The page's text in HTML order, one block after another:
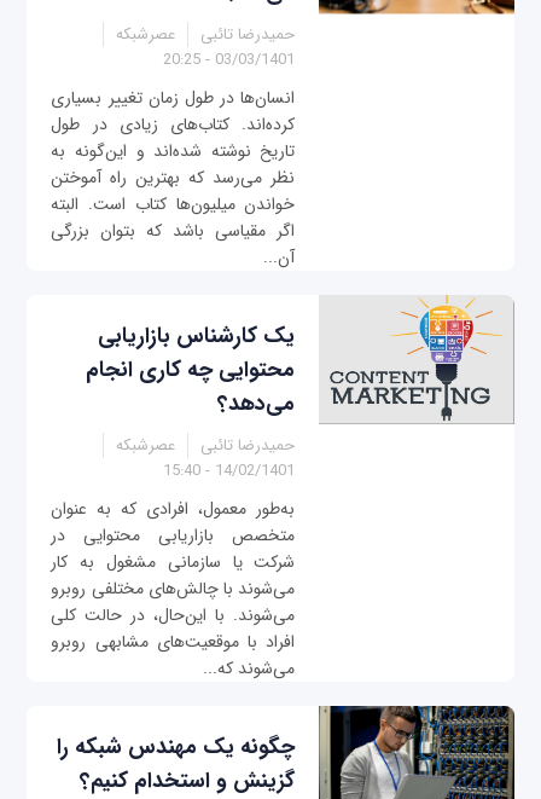
حمیدرضا تائبی
عصرشبکه
03/03/1401 - 20:25
انسان‌ها در طول زمان تغییر بسیاری
کرده‌اند. کتاب‌های زیادی در طول
تاریخ نوشته شده‌اند و این‌گونه به
نظر می‌رسد که بهترین راه آموختن
خواندن میلیون‌ها کتاب است. البته
اگر مقیاسی باشد که بتوان بزرگی
آن‌...
یک کارشناس بازاریابی
محتوایی چه کاری انجام
می‌دهد؟
حمیدرضا تائبی
عصرشبکه
14/02/1401 - 15:40
به‌طور معمول، افرادی که به عنوان
متخصص بازاریابی محتوایی در
شرکت یا سازمانی مشغول به کار
می‌شوند با چالش‌های مختلفی روبرو
می‌شوند. با این‌حال، در حالت کلی
افراد با موقعیت‌های مشابهی روبرو
می‌شوند که...
چگونه یک مهندس شبکه را
گزینش و استخدام کنیم؟